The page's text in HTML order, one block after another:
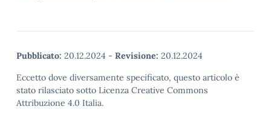
Pubblicato: 20.12.2024 - Revisione: 20.12.2024
Eccetto dove diversamente specificato, questo articolo è
stato rilasciato sotto Licenza Creative Commons
Attribuzione 4.0 Italia.